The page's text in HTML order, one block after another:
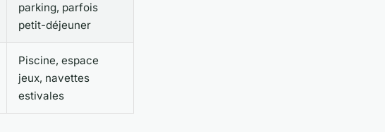
parking, parfois
petit-déjeuner
Piscine, espace
jeux, navettes
estivales